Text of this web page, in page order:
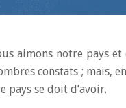
aimons notre pays
constats ; mais,
se doit d’avoir.